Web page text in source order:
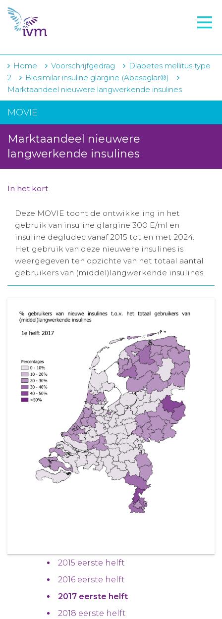
VMI
FTO voorbereiding
IVM-academie
Zorginstellingen
Projecten
Over IVM
Actueel
Contact
Winkelwagentje
Aanmelden nieuwsbrief
Inloggen
Home Voorschrijfgedrag
Diabetes mellitus type
2
Biosimilar insuline glargine (Abasaglar®)
Marktaandeel nieuwere langwerkende insulines
MOVIE
Marktaandeel nieuwere
langwerkende insulines
In het kort
Deze MOVIE toont de ontwikkeling in het
gebruik van insuline glargine 300 E/ml en
insuline degludec vanaf 2015 tot en met 2024.
Het gebruik van deze nieuwere insulines is
weergegeven ten opzichte van het totaal aantal
gebruikers van (middel)langwerkende insulines.
2015 eerste helft
2016 eerste helft
2017 eerste helft
2018 eerste helft